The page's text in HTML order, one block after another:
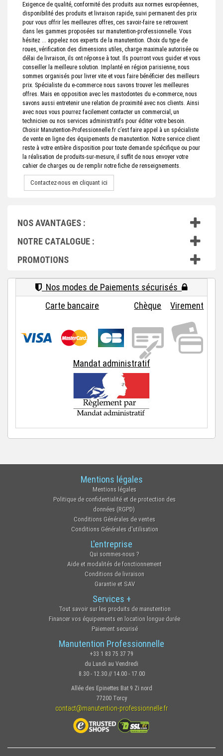
Exigence de qualité, conformité des produits aux normes européennes,
disponibilité des produits et livraison rapide, suivi permanent des prix
pour vous offrir les meilleures offres, ces savoir-faire se retrouvent
dans les gammes proposées sur manutention-professionnelle. Vous
hésitez ... appelez nos experts de la manutention. Choix du type de
roues, vérification des dimensions utiles, charge maximale autorisée ou
délai de livraison, ils ont réponse à tout. Ils pourront vous guider et vous
conseiller la meilleure solution. Implanté en région parisienne, nous
sommes organisés pour livrer vite et vous faire bénéficier des meilleurs
prix. Spécialiste du e-commerce nous savons trouver les meilleures
offres. Mais en opposition avec les mastodontes du e-commerce, nous
savons aussi entretenir une relation de proximité avec nos clients. Ainsi
avec nous vous pourrez facilement contacter un commercial, un
technicien ou nos services administratifs pour éditer votre besoin.
Choisir Manutention-Professionnelle.fr c’est faire appel à un spécialiste
de vente en ligne des équipements de manutention. Notre service client
reste à votre entière disposition pour toute demande spécifique ou pour
la réalisation de produits-sur-mesure, il suffit de nous envoyer votre
cahier de charges ou de remplir notre fiche de renseignements.
Contactez-nous en cliquant ici
NOS AVANTAGES :
NOTRE CATALOGUE :
PROMOTIONS
Nos modes de Paiements sécurisés
Carte bancaire
Chèque Virement
Mandat administratif
Mentions légales
Mentions légales
Politique de confidentialité et de protection des
données (RGPD)
Conditions Générales de ventes
Conditions Générales d'utilisation
L'entreprise
Qui sommes-nous ?
Aide et modalités de fonctionnement
Conditions de livraison
Garantie et SAV
Services +
Tout savoir sur les produits de manutention
Financer vos équipements en location longue durée
Paiement securisé
Manutention Professionnelle
+33 1 83 75 37 79
du Lundi au Vendredi
8.30 - 12.30 // 14.00 - 17.00
Allée des Epinettes Bat 9 Zi nord
77200 Torcy
contact@manutention-professionnelle.fr